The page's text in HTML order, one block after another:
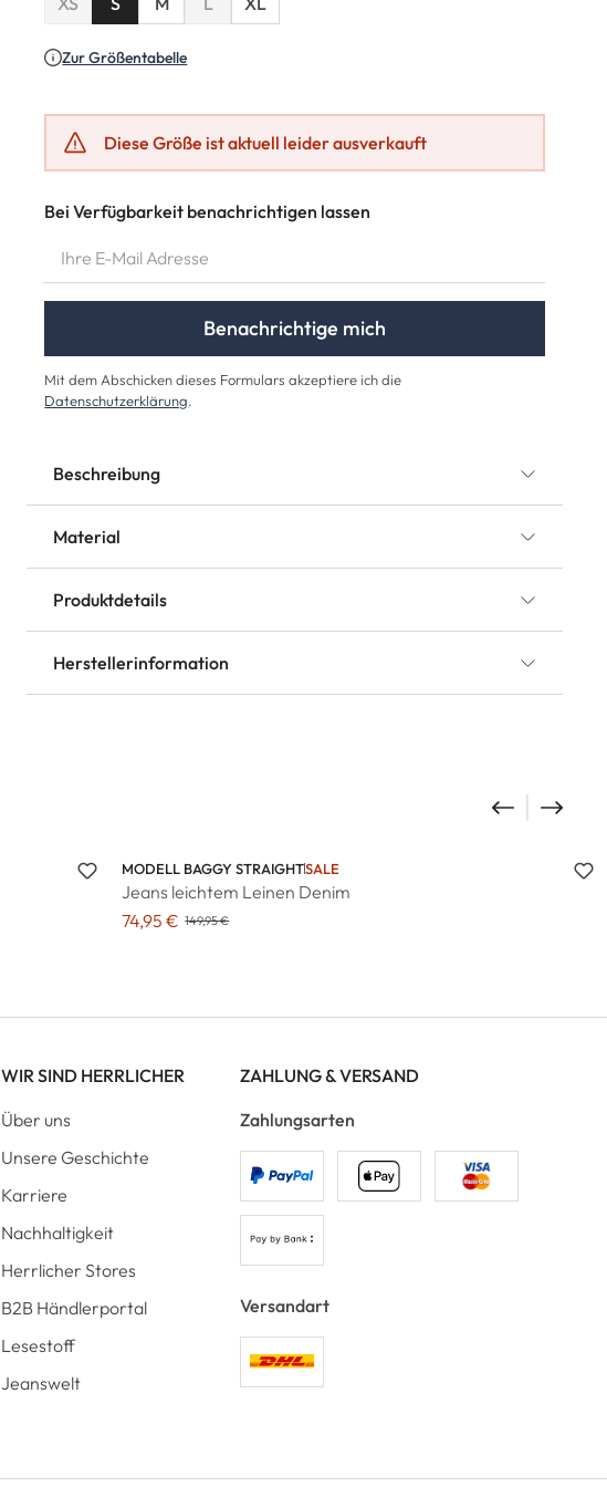
(Diese Option ist zurzeit nicht verfügbar.)
Zur Größentabelle
Bei Verfügbarkeit benachrichtigen lassen
Benachrichtige mich
Mit dem Abschicken dieses Formulars akzeptiere ich die
Datenschutzerklärung.
Diese Größe ist aktuell leider ausverkauft
Beschreibung
Material
Produktdetails
Herstellerinformation
MODELL BAGGY STRAIGHTSALE
Jeans leichtem Leinen Denim
74,95 € 149,95 €
WIR SIND HERRLICHER
Über uns
Unsere Geschichte
Karriere
Nachhaltigkeit
Herrlicher Stores
B2B Händlerportal
Lesestoff
Jeanswelt
ZAHLUNG & VERSAND
Zahlungsarten
Versandart